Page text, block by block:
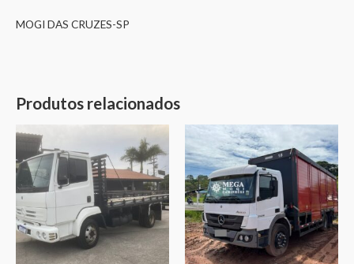
MOGI DAS CRUZES-SP
Produtos relacionados